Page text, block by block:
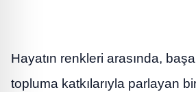
Hayatın renkleri arasında,
topluma katkılarıyla parlayan